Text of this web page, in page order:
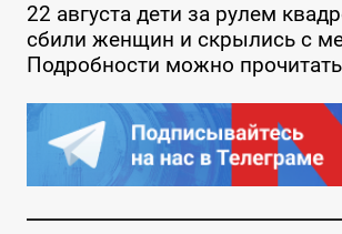
22 августа дети за рулем
сбили женщин и скрылись с
Подробности можно прочитать